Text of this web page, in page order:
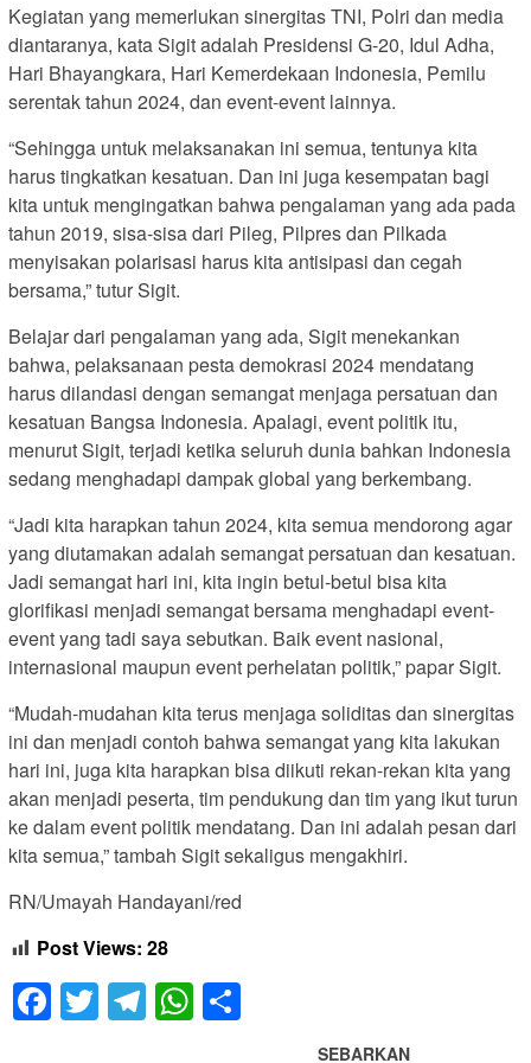
Kegiatan yang memerlukan sinergitas TNI, Polri dan media
diantaranya, kata Sigit adalah Presidensi G-20, Idul Adha,
Hari Bhayangkara, Hari Kemerdekaan Indonesia, Pemilu
serentak tahun 2024, dan event-event lainnya.
“Sehingga untuk melaksanakan ini semua, tentunya kita
harus tingkatkan kesatuan. Dan ini juga kesempatan bagi
kita untuk mengingatkan bahwa pengalaman yang ada pada
tahun 2019, sisa-sisa dari Pileg, Pilpres dan Pilkada
menyisakan polarisasi harus kita antisipasi dan cegah
bersama,” tutur Sigit.
Belajar dari pengalaman yang ada, Sigit menekankan
bahwa, pelaksanaan pesta demokrasi 2024 mendatang
harus dilandasi dengan semangat menjaga persatuan dan
kesatuan Bangsa Indonesia. Apalagi, event politik itu,
menurut Sigit, terjadi ketika seluruh dunia bahkan Indonesia
sedang menghadapi dampak global yang berkembang.
“Jadi kita harapkan tahun 2024, kita semua mendorong agar
yang diutamakan adalah semangat persatuan dan kesatuan.
Jadi semangat hari ini, kita ingin betul-betul bisa kita
glorifikasi menjadi semangat bersama menghadapi event-
event yang tadi saya sebutkan. Baik event nasional,
internasional maupun event perhelatan politik,” papar Sigit.
“Mudah-mudahan kita terus menjaga soliditas dan sinergitas
ini dan menjadi contoh bahwa semangat yang kita lakukan
hari ini, juga kita harapkan bisa diikuti rekan-rekan kita yang
akan menjadi peserta, tim pendukung dan tim yang ikut turun
ke dalam event politik mendatang. Dan ini adalah pesan dari
kita semua,” tambah Sigit sekaligus mengakhiri.
RN/Umayah Handayani/red
Post Views: 28
Facebook
Twitter
Telegram
WhatsApp
SEBARKAN